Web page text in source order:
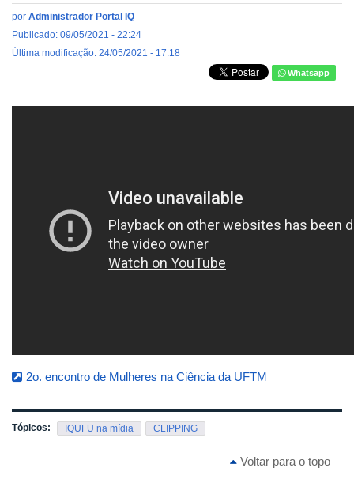
por Administrador Portal IQ
Publicado: 09/05/2021 - 22:24
Última modificação: 24/05/2021 - 17:18
Whatsapp
2o. encontro de Mulheres na Ciência da UFTM
Tópicos: IQUFU na mídia CLIPPING
Voltar para o topo